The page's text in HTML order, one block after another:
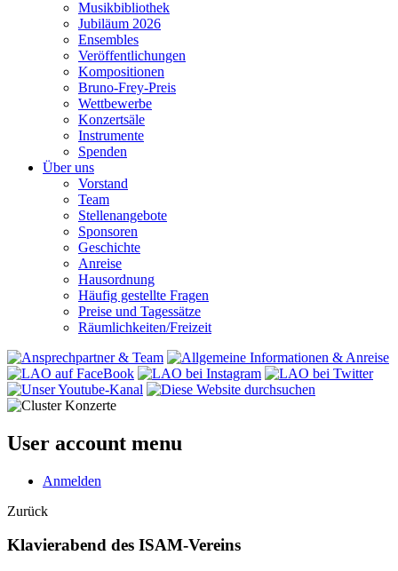
Musikbibliothek
Jubiläum 2026
Ensembles
Veröffentlichungen
Kompositionen
Bruno-Frey-Preis
Wettbewerbe
Konzertsäle
Instrumente
Spenden
Über uns
Vorstand
Team
Stellenangebote
Sponsoren
Geschichte
Anreise
Hausordnung
Häufig gestellte Fragen
Preise und Tagessätze
Räumlichkeiten/Freizeit
User account menu
Anmelden
Zurück
Klavierabend des ISAM-Vereins